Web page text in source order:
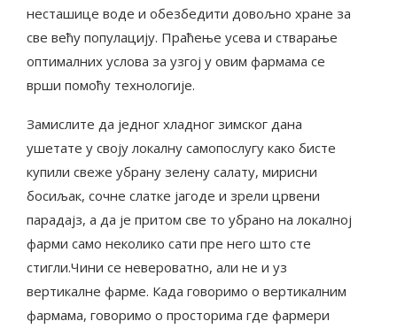
несташице воде и обезбедити довољно хране за
све већу популацију. Праћење усева и стварање
оптималних услова за узгој у овим фармама се
врши помоћу технологије.
Замислите да једног хладног зимског дана
ушетате у своју локалну самопослугу како бисте
купили свеже убрану зелену салату, мирисни
босиљак, сочне слатке јагоде и зрели црвени
парадајз, а да је притом све то убрано на локалној
фарми само неколико сати пре него што сте
стигли.Чини се невероватно, али не и уз
вертикалне фарме. Када говоримо о вертикалним
фармама, говоримо о просторима где фармери